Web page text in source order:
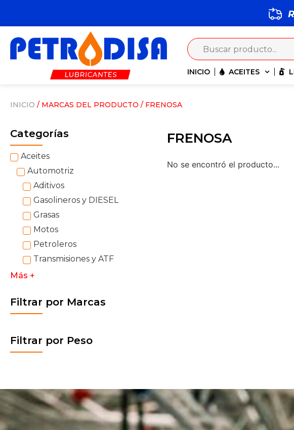
INICIO ACEITES
INICIO / MARCAS DEL PRODUCTO / FRENOSA
Categorías
Aceites
Automotriz
Aditivos
Gasolineros y DIESEL
Grasas
Motos
Petroleros
Transmisiones y ATF
Más +
Filtrar por Marcas
Filtrar por Peso
FRENOSA
No se encontró el producto...